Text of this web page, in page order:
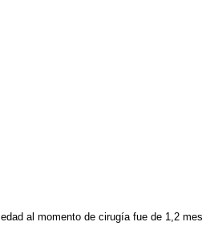
al momento de cirugía fue de 1,2